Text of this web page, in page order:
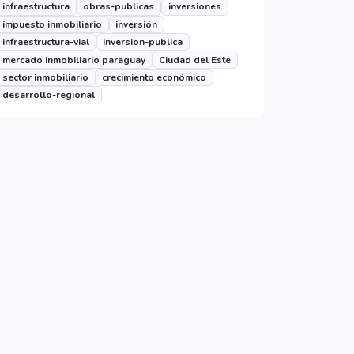
infraestructura obras-publicas
inversiones
impuesto inmobiliario
inversión
infraestructura-vial
inversion-publica
mercado inmobiliario paraguay
Ciudad del Este
sector inmobiliario
crecimiento económico
desarrollo-regional